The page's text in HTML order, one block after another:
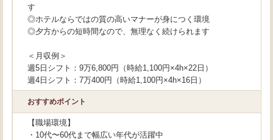
す
◎ホテルならではの質の高いマナーが身につく環境
◎夕方からの短時間なので、無理なく続けられます
＜月収例＞
週5日シフト：9万6,800円（時給1,100円×4h×22日）
週4日シフト：7万400円（時給1,100円×4h×16日）
おすすめポイント
【職場環境】
・10代〜60代まで幅広い年代が活躍中